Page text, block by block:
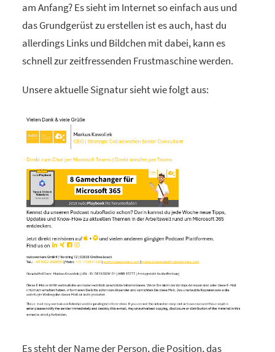
am Anfang? Es sieht im Internet so einfach aus und
das Grundgerüst zu erstellen ist es auch, hast du
allerdings Links und Bildchen mit dabei, kann es
schnell zur zeitfressenden Frustmaschine werden.
Unsere aktuelle Signatur sieht wie folgt aus:
Es steht der Name der Person, die Position, das